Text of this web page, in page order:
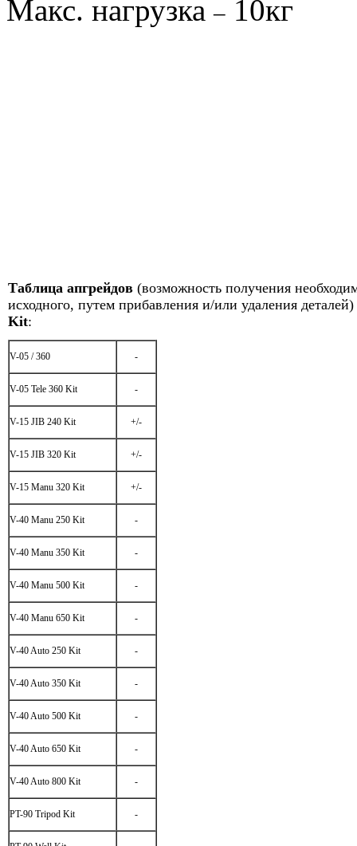
Макс. нагрузка– 10кг
Таблица апгрейдов (возможность получения
исходного, путем прибавления и/или удаления
Kit:
V-05 / 360 -
V-05 Tele 360 Kit -
V-15 JIB 240 Kit +/-
V-15 JIB 320 Kit +/-
V-15 Manu 320 Kit +/-
V-40 Manu 250 Kit -
V-40 Manu 350 Kit -
V-40 Manu 500 Kit -
V-40 Manu 650 Kit -
V-40 Auto 250 Kit -
V-40 Auto 350 Kit -
V-40 Auto 500 Kit -
V-40 Auto 650 Kit -
V-40 Auto 800 Kit -
PT-90 Tripod Kit -